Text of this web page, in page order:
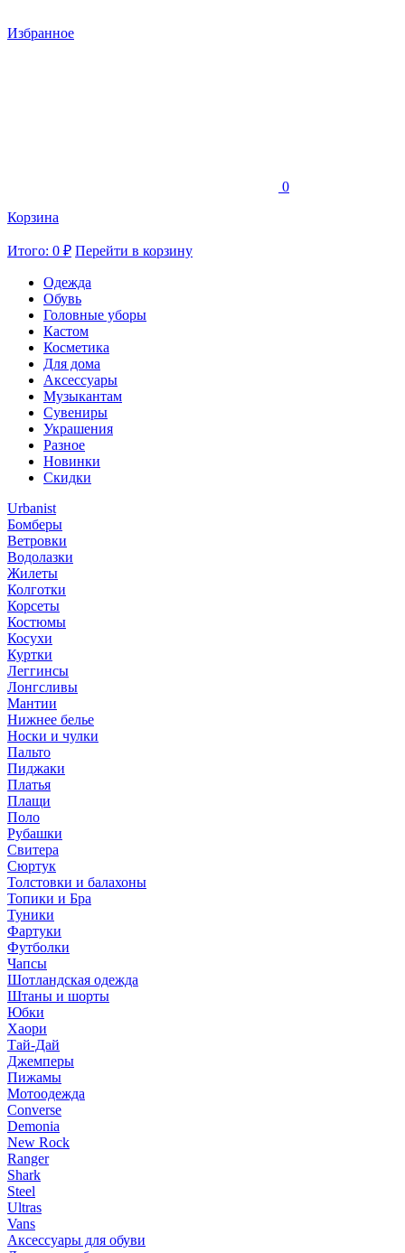
Избранное
0
Корзина
Итого: 0 ₽ Перейти в корзину
Одежда
Обувь
Головные уборы
Кастом
Косметика
Для дома
Аксессуары
Музыкантам
Сувениры
Украшения
Разное
Новинки
Скидки
Urbanist
Бомберы
Ветровки
Водолазки
Жилеты
Колготки
Корсеты
Костюмы
Косухи
Куртки
Леггинсы
Лонгсливы
Мантии
Нижнее белье
Носки и чулки
Пальто
Пиджаки
Платья
Плащи
Поло
Рубашки
Свитера
Сюртук
Толстовки и балахоны
Топики и Бра
Туники
Фартуки
Футболки
Чапсы
Шотландская одежда
Штаны и шорты
Юбки
Хаори
Тай-Дай
Джемперы
Пижамы
Мотоодежда
Converse
Demonia
New Rock
Ranger
Shark
Steel
Ultras
Vans
Аксессуары для обуви